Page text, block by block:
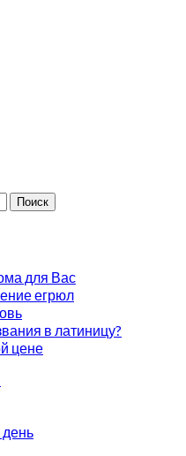
для Вас
егрюл
в латиницу?
цене